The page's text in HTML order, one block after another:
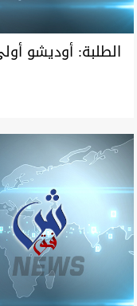
الطلبة: أوديشو